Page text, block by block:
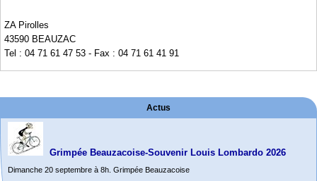
ZA Pirolles
43590 BEAUZAC
Tel : 04 71 61 47 53 - Fax : 04 71 61 41 91
Actus
Grimpée Beauzacoise-Souvenir Louis Lombardo 2026
Dimanche 20 septembre à 8h. Grimpée Beauzacoise